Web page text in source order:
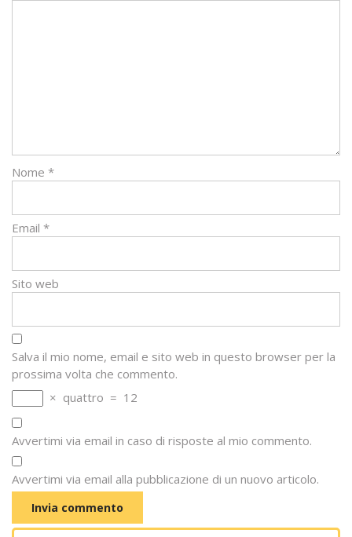
Nome *
Email *
Sito web
Salva il mio nome, email e sito web in questo browser per la
prossima volta che commento.
× quattro = 12
Avvertimi via email in caso di risposte al mio commento.
Avvertimi via email alla pubblicazione di un nuovo articolo.